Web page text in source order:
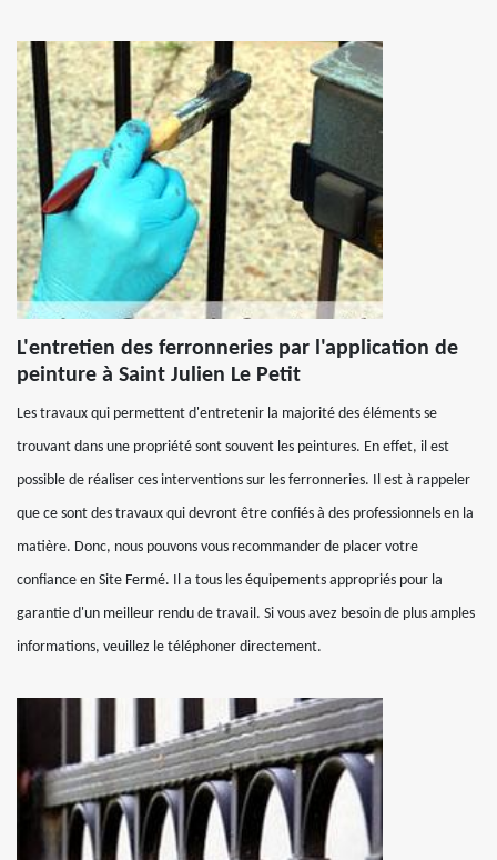
L'entretien des ferronneries par l'application de
peinture à Saint Julien Le Petit
Les travaux qui permettent d'entretenir la majorité des éléments se
trouvant dans une propriété sont souvent les peintures. En effet, il est
possible de réaliser ces interventions sur les ferronneries. Il est à rappeler
que ce sont des travaux qui devront être confiés à des professionnels en la
matière. Donc, nous pouvons vous recommander de placer votre
confiance en Site Fermé. Il a tous les équipements appropriés pour la
garantie d'un meilleur rendu de travail. Si vous avez besoin de plus amples
informations, veuillez le téléphoner directement.